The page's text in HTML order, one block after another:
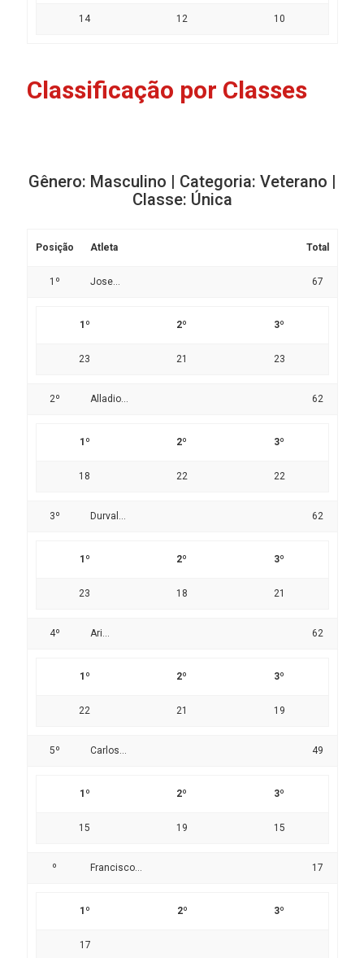
14 12 10
Classificação por Classes
Gênero: Masculino | Categoria: Veterano |
Classe: Única
Posição Atleta Total
1º Jose... 67
1º 2º 3º
23 21 23
2º Alladio... 62
1º 2º 3º
18 22 22
3º Durval... 62
1º 2º 3º
23 18 21
4º Ari... 62
1º 2º 3º
22 21 19
5º Carlos... 49
1º 2º 3º
15 19 15
º Francisco... 17
1º 2º 3º
17